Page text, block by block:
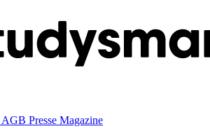
AGB Presse Magazine